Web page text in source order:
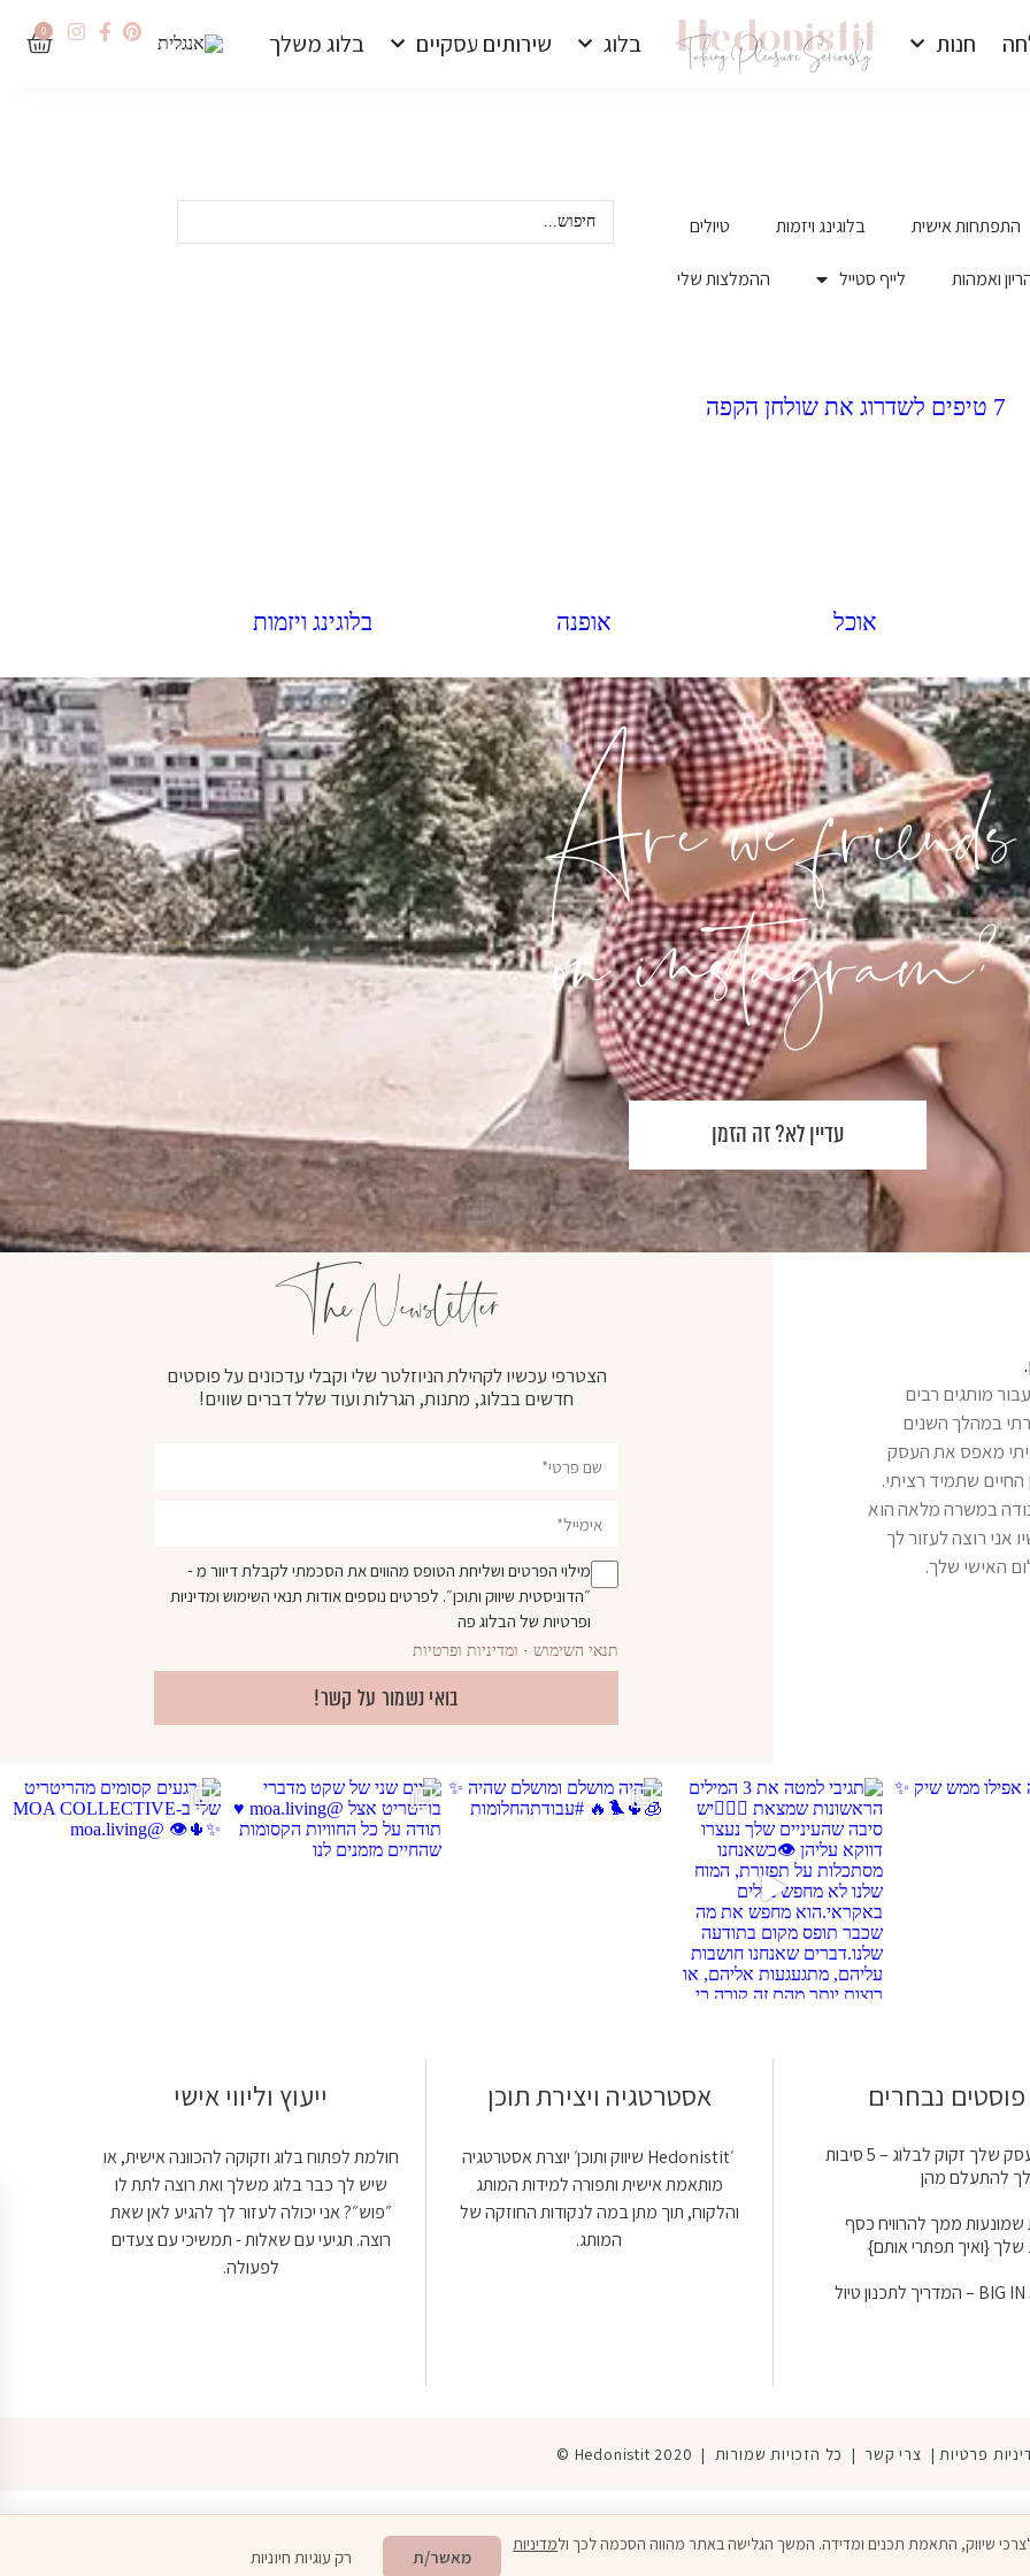
חנות בלוג שירותים עסקיים בלוג משלך 0
התפתחות אישית בלוגינג ויזמות טיולים
ואמהות לייף סטייל ההמלצות שלי
7 טיפים לשדרוג את שולחן הקפה
אוכל אופנה בלוגינג ויזמות
Are we friends
?on instagram
עדיין לא? זה הזמן
מותגים רבים
במהלך השנים
מאפס את העסק
שתמיד רציתי.
במשרה מלאה הוא
אני רוצה לעזור לך
האישי שלך.
The Newsletter
הצטרפי עכשיו לקהילת הניוזלטר שלי וקבלי עדכונים על פוסטים
חדשים בבלוג, מתנות, הגרלות ועוד שלל דברים שווים!
מילוי הפרטים ושליחת הטופס מהווים את הסכמתי לקבלת דיוור מ -
״הדוניסטית שיווק ותוכן״. לפרטים נוספים אודות תנאי השימוש ומדיניות
ופרטיות של הבלוג פה
תנאי השימוש · ומדיניות ופרטיות
בואי נשמור על קשר!
מושלם ומושלם שהיה ✨🧊🌵🐦‍🔥 #עבודתהחלומות
יום שני של שקט מדברי בריטריט אצל @moa.living ♥️ תו
פוסטים נבחרים
למה העסק שלך זקוק לבלוג – 5 סיבות
להתעלם מהן
שמונעות ממך להרוויח כסף
שלך {ואיך תפתרי אותם}
BIG IN JAPAN – המדריך לתכנון טיול
אסטרטגיה ויצירת תוכן
׳Hedonistit שיווק ותוכן׳ יוצרת אסטרטגיה
מותאמת אישית ותפורה למידות המותג
והלקוח, תוך מתן במה לנקודות החוזקה של
המותג.
ייעוץ וליווי אישי
חולמת לפתוח בלוג וזקוקה להכוונה אישית, או
שיש לך כבר בלוג משלך ואת רוצה לתת לו
״פוש״? אני יכולה לעזור לך להגיע לאן שאת
רוצה. תגיעי עם שאלות - תמשיכי עם צעדים
לפעולה.
פרטיות| צרי קשר | כל הזכויות שמורות | Hedonistit 2020 ©
שיווק, התאמת תכנים ומדידה. המשך הגלישה באתר מהווה הסכמה לכך ולמדיניות
מאשר/ת רק עוגיות חיוניות